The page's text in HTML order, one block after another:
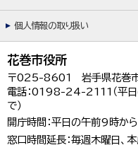
個人情報の取り扱い
花巻市役所
〒025-8601 岩手県花巻
電話：0198-24-2111（平
で）
開庁時間：平日の午前9時か
窓口時間延長：毎週木曜日